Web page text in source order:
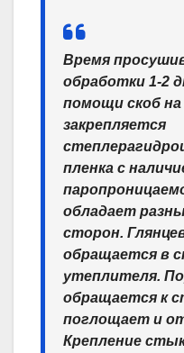
Время
обработки 1-2
помощи скоб
закрепляется
пленка с
обладает
сторон.
обращается в
утеплителя.
обращается к
поглощает и
Крепление